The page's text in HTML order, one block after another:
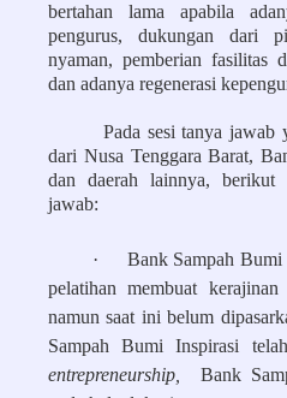
bertahan lama apabila
pengurus, dukungan dari
nyaman, pemberian fasilitas
dan adanya regenerasi
Pada sesi tanya jawab
dari Nusa Tenggara Barat,
dan daerah lainnya, berikut
jawab:
·
Bank Sampah
pelatihan membuat
namun saat ini belum
Sampah Bumi Inspirasi
entrepreneurship,
Bank